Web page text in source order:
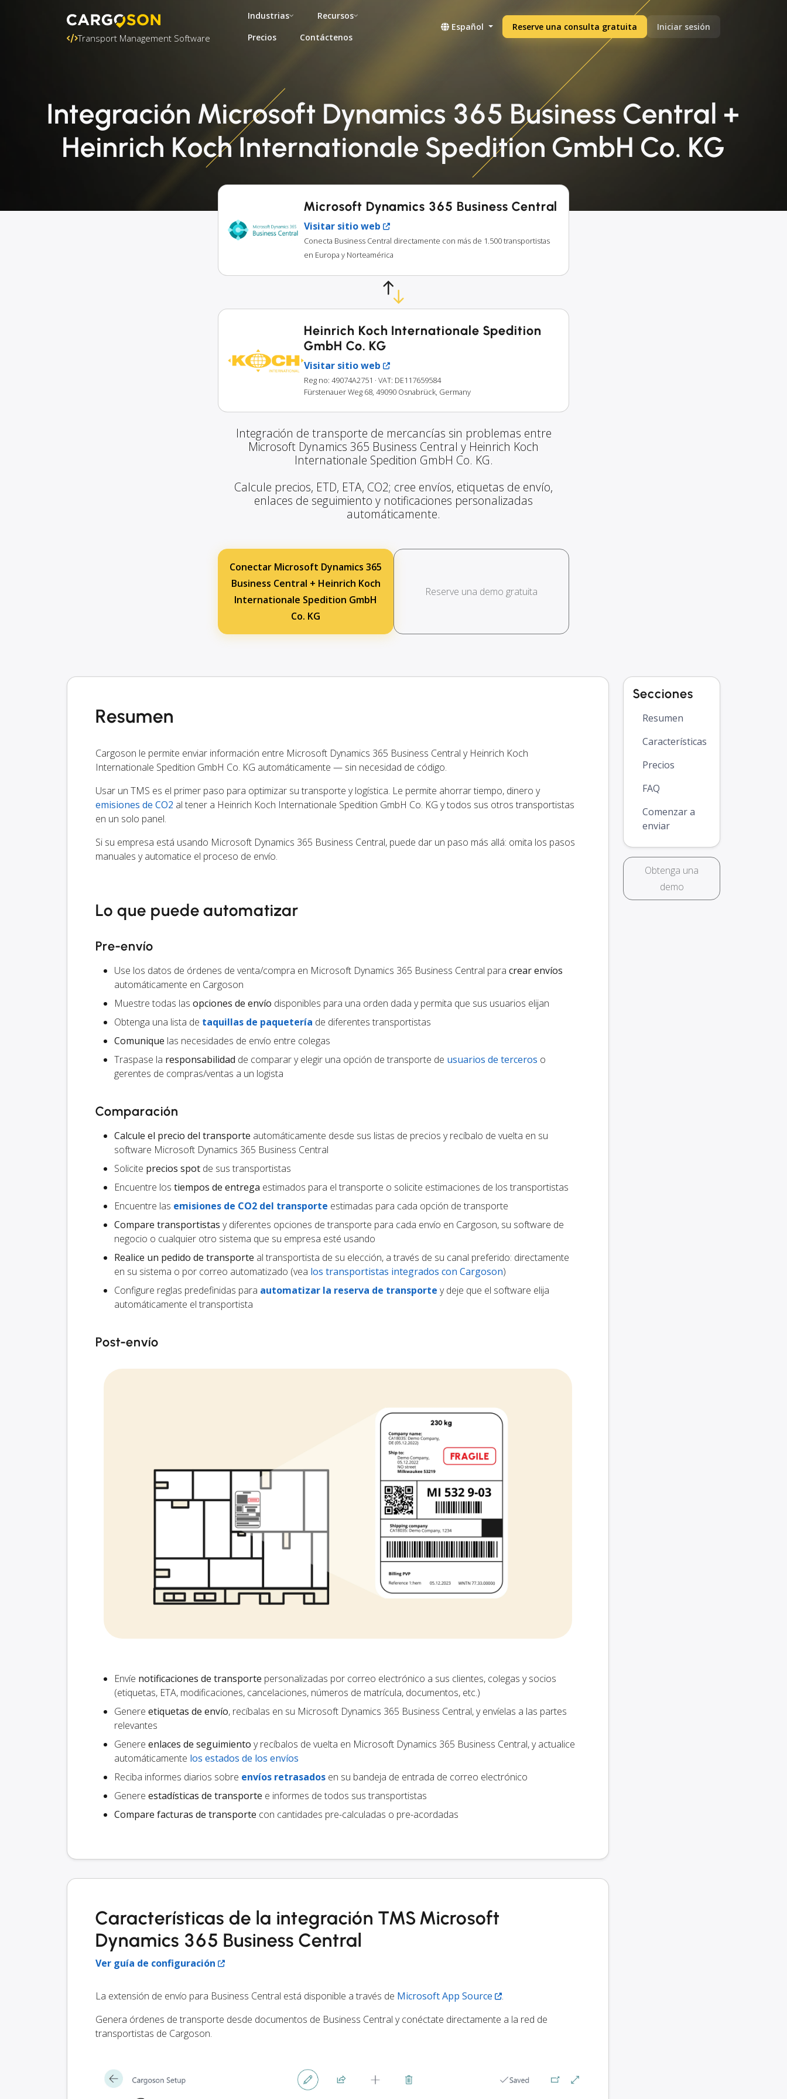
Transport Management Software
Industrias
Recursos
Precios
Contáctenos
Español Reserve una consulta gratuita Iniciar sesión
Integración Microsoft Dynamics 365 Business Central +
Heinrich Koch Internationale Spedition GmbH Co. KG
Microsoft Dynamics 365 Business Central
Visitar sitio web
Conecta Business Central directamente con más de 1.500 transportistas
en Europa y Norteamérica
Heinrich Koch Internationale Spedition
GmbH Co. KG
Visitar sitio web
Reg no: 49074A2751 · VAT: DE117659584
Fürstenauer Weg 68, 49090 Osnabrück, Germany
Integración de transporte de mercancías sin problemas entre
Microsoft Dynamics 365 Business Central y Heinrich Koch
Internationale Spedition GmbH Co. KG.
Calcule precios, ETD, ETA, CO2; cree envíos, etiquetas de envío,
enlaces de seguimiento y notificaciones personalizadas
automáticamente.
Conectar Microsoft Dynamics 365
Business Central + Heinrich Koch
Internationale Spedition GmbH
Co. KG
Reserve una demo gratuita
Resumen
Cargoson le permite enviar información entre Microsoft Dynamics 365 Business Central y Heinrich Koch
Internationale Spedition GmbH Co. KG automáticamente — sin necesidad de código.
Usar un TMS es el primer paso para optimizar su transporte y logística. Le permite ahorrar tiempo, dinero y
emisiones de CO2 al tener a Heinrich Koch Internationale Spedition GmbH Co. KG y todos sus otros transportistas
en un solo panel.
Si su empresa está usando Microsoft Dynamics 365 Business Central, puede dar un paso más allá: omita los pasos
manuales y automatice el proceso de envío.
Lo que puede automatizar
Pre-envío
Use los datos de órdenes de venta/compra en Microsoft Dynamics 365 Business Central para crear envíos
automáticamente en Cargoson
Muestre todas las opciones de envío disponibles para una orden dada y permita que sus usuarios elijan
Obtenga una lista de taquillas de paquetería de diferentes transportistas
Comunique las necesidades de envío entre colegas
Traspase la responsabilidad de comparar y elegir una opción de transporte de usuarios de terceros o
gerentes de compras/ventas a un logista
Comparación
Calcule el precio del transporte automáticamente desde sus listas de precios y recíbalo de vuelta en su
software Microsoft Dynamics 365 Business Central
Solicite precios spot de sus transportistas
Encuentre los tiempos de entrega estimados para el transporte o solicite estimaciones de los transportistas
Encuentre las emisiones de CO2 del transporte estimadas para cada opción de transporte
Compare transportistas y diferentes opciones de transporte para cada envío en Cargoson, su software de
negocio o cualquier otro sistema que su empresa esté usando
Realice un pedido de transporte al transportista de su elección, a través de su canal preferido: directamente
en su sistema o por correo automatizado (vea los transportistas integrados con Cargoson)
Configure reglas predefinidas para automatizar la reserva de transporte y deje que el software elija
automáticamente el transportista
Post-envío
Envíe notificaciones de transporte personalizadas por correo electrónico a sus clientes, colegas y socios
(etiquetas, ETA, modificaciones, cancelaciones, números de matrícula, documentos, etc.)
Genere etiquetas de envío, recíbalas en su Microsoft Dynamics 365 Business Central, y envíelas a las partes
relevantes
Genere enlaces de seguimiento y recíbalos de vuelta en Microsoft Dynamics 365 Business Central, y actualice
automáticamente los estados de los envíos
Reciba informes diarios sobre envíos retrasados en su bandeja de entrada de correo electrónico
Genere estadísticas de transporte e informes de todos sus transportistas
Compare facturas de transporte con cantidades pre-calculadas o pre-acordadas
Características de la integración TMS Microsoft
Dynamics 365 Business Central
Ver guía de configuración
La extensión de envío para Business Central está disponible a través de Microsoft App Source
.
Genera órdenes de transporte desde documentos de Business Central y conéctate directamente a la red de
transportistas de Cargoson.
Secciones
Resumen
Características
Precios
FAQ
Comenzar a
enviar
Obtenga una
demo